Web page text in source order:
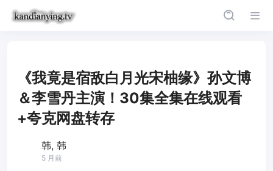
《我竟是宿敌白月光宋柚缘》孙文博
＆李雪丹主演！30集全集在线观看
+夸克网盘转存
韩, 韩
5 月前